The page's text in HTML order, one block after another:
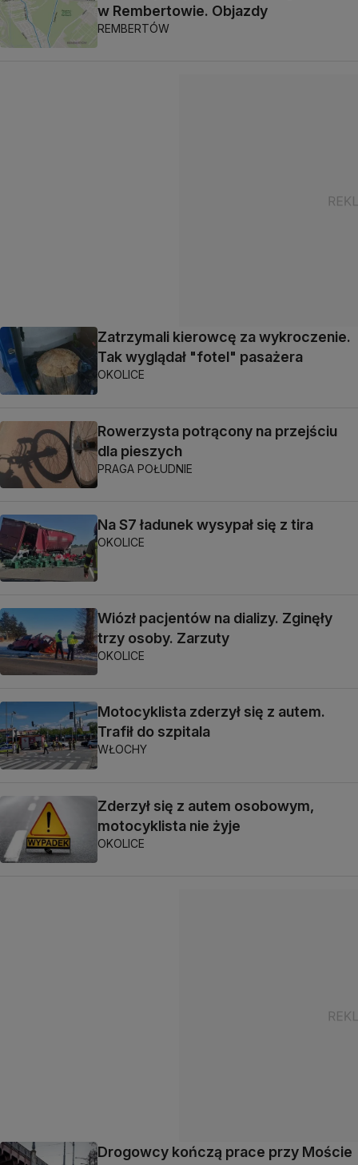
w Rembertowie. Objazdy
REMBERTÓW
Zatrzymali kierowcę za wykroczenie.
Tak wyglądał "fotel" pasażera
OKOLICE
Rowerzysta potrącony na przejściu
dla pieszych
PRAGA POŁUDNIE
Na S7 ładunek wysypał się z tira
OKOLICE
Wiózł pacjentów na dializy. Zginęły
trzy osoby. Zarzuty
OKOLICE
Motocyklista zderzył się z autem.
Trafił do szpitala
WŁOCHY
Zderzył się z autem osobowym,
motocyklista nie żyje
OKOLICE
Drogowcy kończą prace przy Moście